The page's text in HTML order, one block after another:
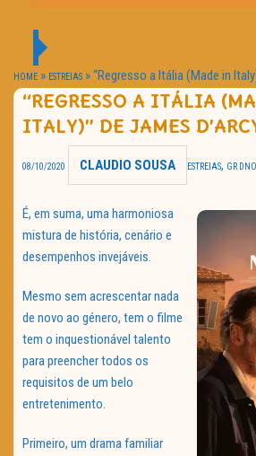
PASSATEMPOS
HOME CINEMA
NOTA PESSOAL
TRAILER DO DIA
Política de Privacidade
HOME » ESTREIAS »“Regresso a Itália (Made in
“REGRESSO A ITÁLIA
ITALY)” DE JAMES
08/10/2020 CLAUDIO SOUSA ESTREIAS, GR D
É, em suma, uma harmoniosa
mistura de história, cenário e
desempenhos invejáveis.
Mesmo sem acrescentar nada
de novo ao género, tem o filme
tem o inquestionável talento
para preencher todos os
requisitos de um belo
entretenimento.
Primeiro, um drama familiar